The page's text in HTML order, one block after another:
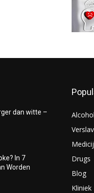
dan witte –
In 7
Worden
Alcohol
Drugs
Blog
Kliniek